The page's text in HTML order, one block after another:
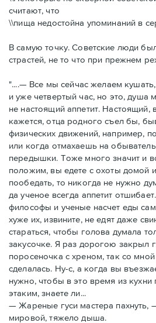
считают, что
\\пища недостойна упоминаний в
В самую точку. Советские люди
страстей, не то что при прежнем
"....— Все мы сейчас желаем
и уже четвертый час, но это, душа
не настоящий аппетит. Настоящий,
кажется, отца родного съел бы,
физических движений, например,
или когда отмахаешь на
передышки. Тоже много значит и
положим, вы едете с охоты домой
пообедать, то никогда не нужно
да ученое всегда аппетит
философы и ученые насчет еды
хуже их, извините, не едят даже
стараться, чтобы голова думала
закусочке. Я раз дорогою закрыл
поросеночка с хреном, так со мной
сделалась. Ну-с, а когда вы
нужно, чтобы в это время из кухни
этаким, знаете ли...
— Жареные гуси мастера пахнуть,
мировой, тяжело дыша.